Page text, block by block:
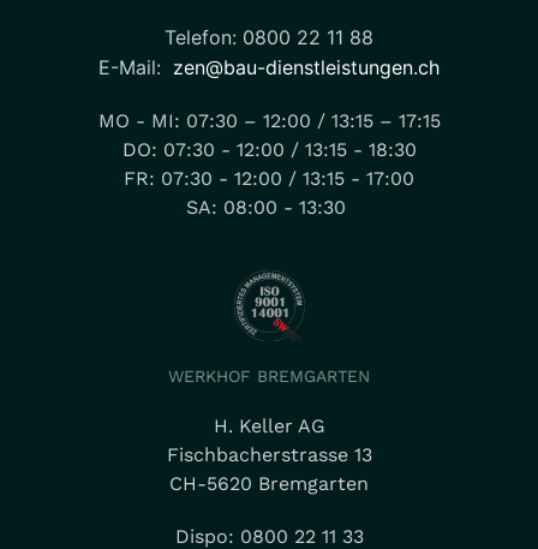
Telefon: 0800 22 11 88
E-Mail: zen@bau-dienstleistungen.ch
MO - MI: 07:30 – 12:00 / 13:15 – 17:15
DO: 07:30 - 12:00 / 13:15 - 18:30
FR: 07:30 - 12:00 / 13:15 - 17:00
SA: 08:00 - 13:30
WERKHOF BREMGARTEN
H. Keller AG
Fischbacherstrasse 13
CH-5620 Bremgarten
Dispo: 0800 22 11 33